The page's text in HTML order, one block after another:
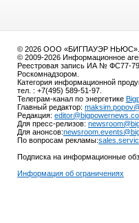
© 2026 ООО «БИГПАУЭР НЬЮС».
© 2009-2026 Информационное
Реестровая запись ИА № ФС77-
Роскомнадзором.
Категория информационной
тел. : +7(495) 589-51-97.
Телеграм-канал по энергетике
Главный редактор:
Редакция:
Для пресс-релизов:
Для анонсов:
По вопросам рекламы:
Подписка на информационные
Информация об ограничениях